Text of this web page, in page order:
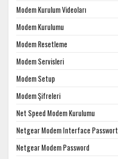
Modem Kurulum Videoları
Modem Kurulumu
Modem Resetleme
Modem Servisleri
Modem Setup
Modem Şifreleri
Net Speed Modem Kurulumu
Netgear Modem Interface Passwort
Netgear Modem Password